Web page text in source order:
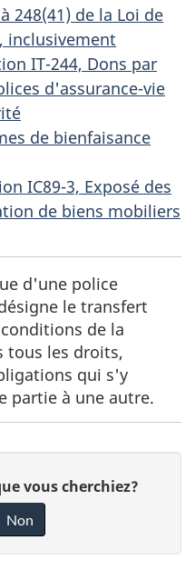
248(41) de la Loi de
inclusivement
IT-244, Dons par
d'assurance-vie
de bienfaisance
IC89-3, Exposé des
de biens mobiliers
d'une police
le transfert
de la
tous les droits,
qui s'y
partie à une autre.
note de bas de page
vous cherchiez?
Non